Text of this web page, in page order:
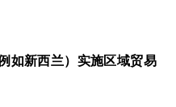
如新西兰）实施区域贸易